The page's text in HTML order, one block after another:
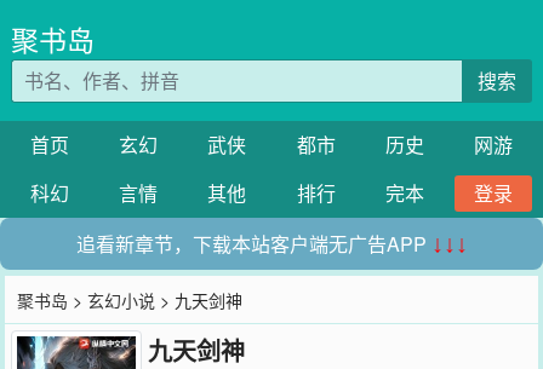
聚书岛
搜索
首页 玄幻 武侠 都市 历史
网游
科幻
言情 其他 排行 完本
登录
追看新章节，下载本站客户端无广告APP ↓↓↓
聚书岛 >玄幻小说 > 九天剑神
九天剑神